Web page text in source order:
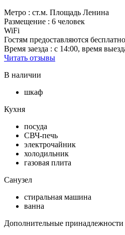
Метро : ст.м. Площадь Ленина
Размещение : 6 человек
WiFi
Гостям предоставляются бесплатно
Время заезда : с 14:00, время
Читать отзывы
В наличии
шкаф
Кухня
посуда
СВЧ-печь
электрочайник
холодильник
газовая плита
Санузел
стиральная машина
ванна
Дополнительные принадлежности